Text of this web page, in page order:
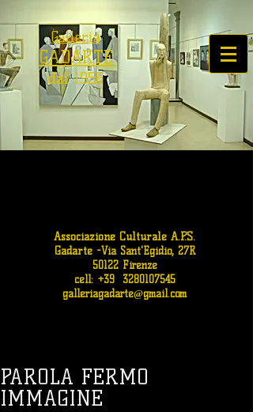
Galleria
GADARTE
dal 1956
Associazione Culturale A.P.S.
Gadarte-Via Sant'Egidio, 27R
50122 Firenze
cell: +39 3280107545
galleriagadarte@gmail.com
PAROLA FERMO
IMMAGINE